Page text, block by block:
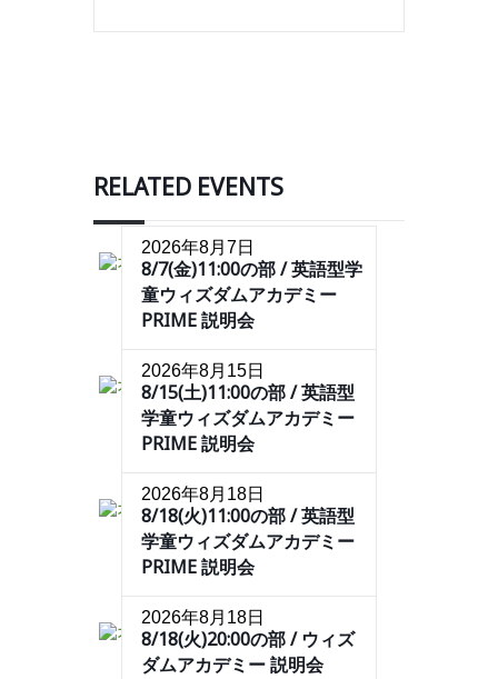
RELATED EVENTS
2026年8月7日
8/7(金)11:00の部 / 英語型学
童ウィズダムアカデミー
PRIME 説明会
2026年8月15日
8/15(土)11:00の部 / 英語型
学童ウィズダムアカデミー
PRIME 説明会
2026年8月18日
8/18(火)11:00の部 / 英語型
学童ウィズダムアカデミー
PRIME 説明会
2026年8月18日
8/18(火)20:00の部 / ウィズ
ダムアカデミー 説明会